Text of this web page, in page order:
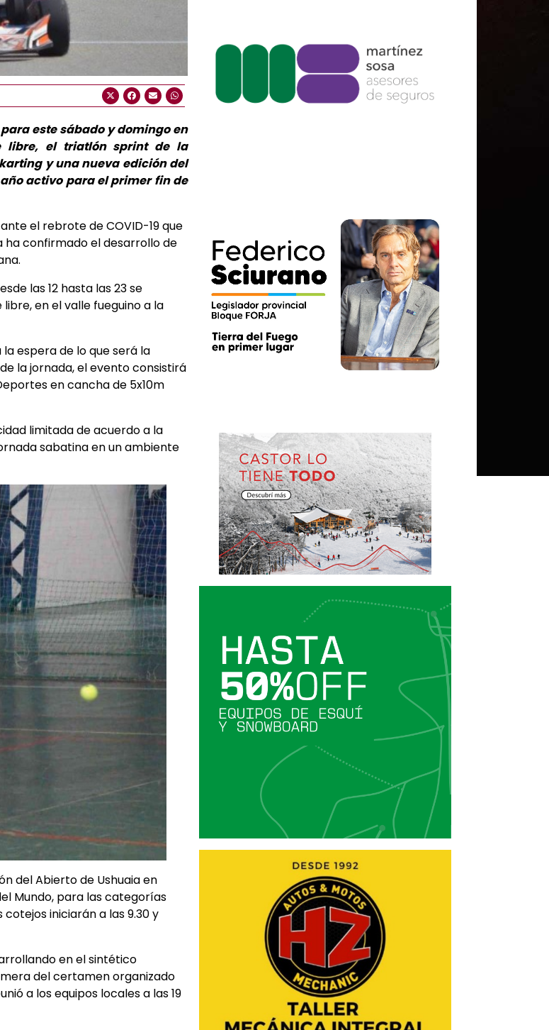
este sábado y domingo en
libre, el triatlón sprint de la
y una nueva edición del
activo para el primer fin de
el rebrote de COVID-19 que
ha confirmado el desarrollo de
las 12 hasta las 23 se
en el valle fueguino a la
espera de lo que será la
la jornada, el evento consistirá
en cancha de 5x10m
limitada de acuerdo a la
sabatina en un ambiente
del Abierto de Ushuaia en
Mundo, para las categorías
iniciarán a las 9.30 y
en el sintético
del certamen organizado
a los equipos locales a las 19